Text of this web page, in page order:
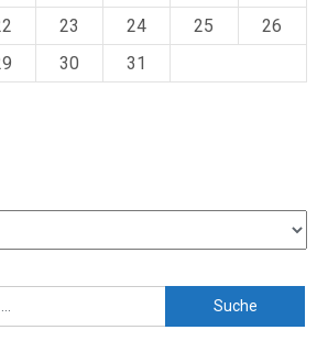
23 24 25
26
30 31